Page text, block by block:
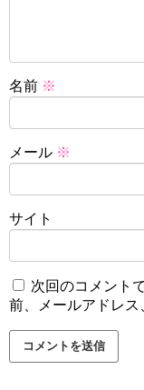
名前 ※
メール ※
サイト
次回のコメント
前、メールアドレス